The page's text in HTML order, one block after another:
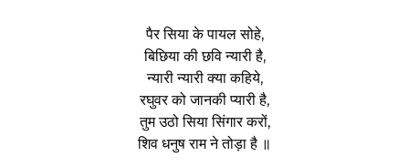
पैर सिया के पायल सोहे,
बिछिया की छवि न्यारी है,
न्यारी न्यारी क्या कहिये,
रघुवर को जानकी प्यारी है,
तुम उठो सिया सिंगार करों,
शिव धनुष राम ने तोड़ा है ॥